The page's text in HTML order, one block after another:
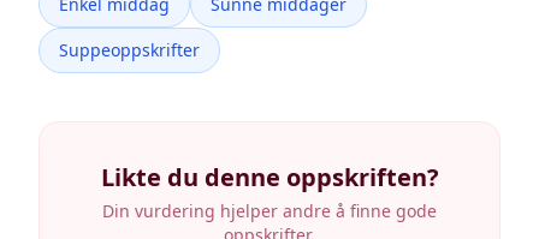
Suppeoppskrifter
Likte du denne oppskriften?
Din vurdering hjelper andre å finne gode